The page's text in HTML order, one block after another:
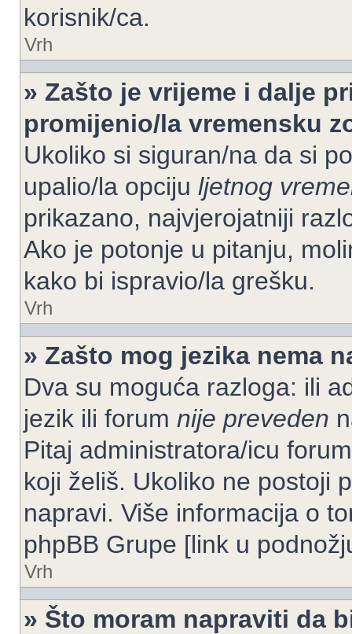
korisnik/ca.
Vrh
» Zašto je vrijeme i dalje
promijenio/la vremensku
Ukoliko si siguran/na da si
upalio/la opciju ljetnog
prikazano, najvjerojatniji
Ako je potonje u pitanju,
kako bi ispravio/la grešku.
Vrh
» Zašto mog jezika nema
Dva su moguća razloga: ili
jezik ili forum nije preveden
Pitaj administratora/icu
koji želiš. Ukoliko ne postoji
napravi. Više informacija o
phpBB Grupe [link u
Vrh
» Što moram napraviti da